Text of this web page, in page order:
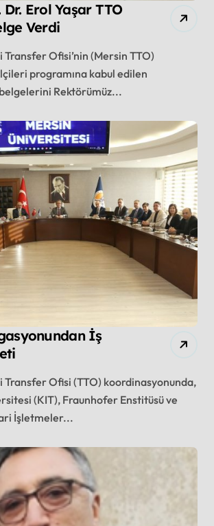
Erol Yaşar TTO
Verdi
programına kabul edilen
Rektörümüz...
İş
(KIT), Fraunhofer Enstitüsü ve
İşletmeler...